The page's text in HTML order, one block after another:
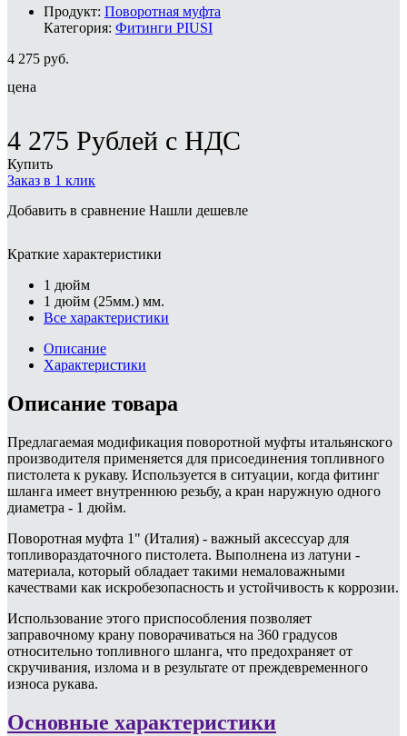
Продукт: Поворотная муфта
Категория: Фитинги PIUSI
4 275 руб.
цена
4 275 Рублей с НДС
Купить
Заказ в 1 клик
Добавить в сравнение Нашли дешевле
Краткие характеристики
1 дюйм
1 дюйм (25мм.) мм.
Все характеристики
Описание
Характеристики
Описание товара
Предлагаемая модификация поворотной муфты итальянского
производителя применяется для присоединения топливного
пистолета к рукаву. Используется в ситуации, когда фитинг
шланга имеет внутреннюю резьбу, а кран наружную одного
диаметра - 1 дюйм.
Поворотная муфта 1" (Италия) - важный аксессуар для
топливораздаточного пистолета. Выполнена из латуни -
материала, который обладает такими немаловажными
качествами как искробезопасность и устойчивость к коррозии.
Использование этого приспособления позволяет
заправочному крану поворачиваться на 360 градусов
относительно топливного шланга, что предохраняет от
скручивания, излома и в результате от преждевременного
износа рукава.
Основные характеристики